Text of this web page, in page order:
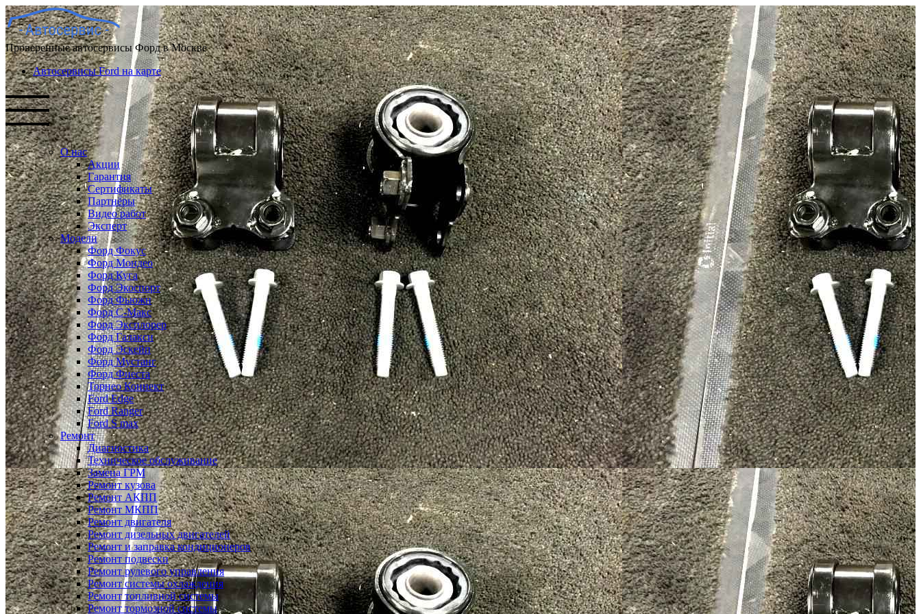
Проверенные автосервисы Форд в Москве
Автосервисы Ford на карте
О нас
Акции
Гарантия
Сертификаты
Партнёры
Видео работ
Эксперт
Модели
Форд Фокус
Форд Мондео
Форд Куга
Форд Экоспорт
Форд Фьюжн
Форд С-Макс
Форд Эксплорер
Форд Галакси
Форд Эскейп
Форд Мустанг
Форд Фиеста
Торнео Коннект
Ford Edge
Ford Ranger
Ford S max
Ремонт
Диагностика
Техническое обслуживание
Замена ГРМ
Ремонт кузова
Ремонт АКПП
Ремонт МКПП
Ремонт двигателя
Ремонт дизельных двигателей
Ремонт и заправка кондиционеров
Ремонт подвески
Ремонт рулевого управления
Ремонт системы охлаждения
Ремонт топливной системы
Ремонт тормозной системы